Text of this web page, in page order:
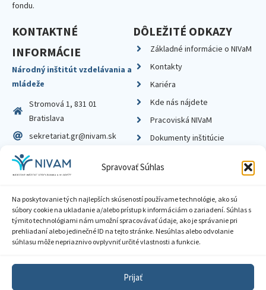
Spravovať Súhlas
Na poskytovanie tých najlepších skúseností používame technológie, ako sú
súbory cookie na ukladanie a/alebo prístup k informáciám o zariadení. Súhlas s
týmito technológiami nám umožní spracovávať údaje, ako je správanie pri
prehliadaní alebo jedinečné ID na tejto stránke. Nesúhlas alebo odvolanie
súhlasu môže nepriaznivo ovplyvniť určité vlastnosti a funkcie.
Prijať
fondu.
KONTAKTNÉ
INFORMÁCIE
Národný inštitút vzdelávania a
mládeže
Stromová 1, 831 01
Bratislava
sekretariat.gr@nivam.sk
IČO: 00164348
DIČ: 2020798714
DÔLEŽITÉ ODKAZY
Základné informácie o NIVaM
Kontakty
Kariéra
Kde nás nájdete
Pracoviská NIVaM
Dokumenty inštitúcie
Zásady ochrany súkromia
Sprístupnenie informácií